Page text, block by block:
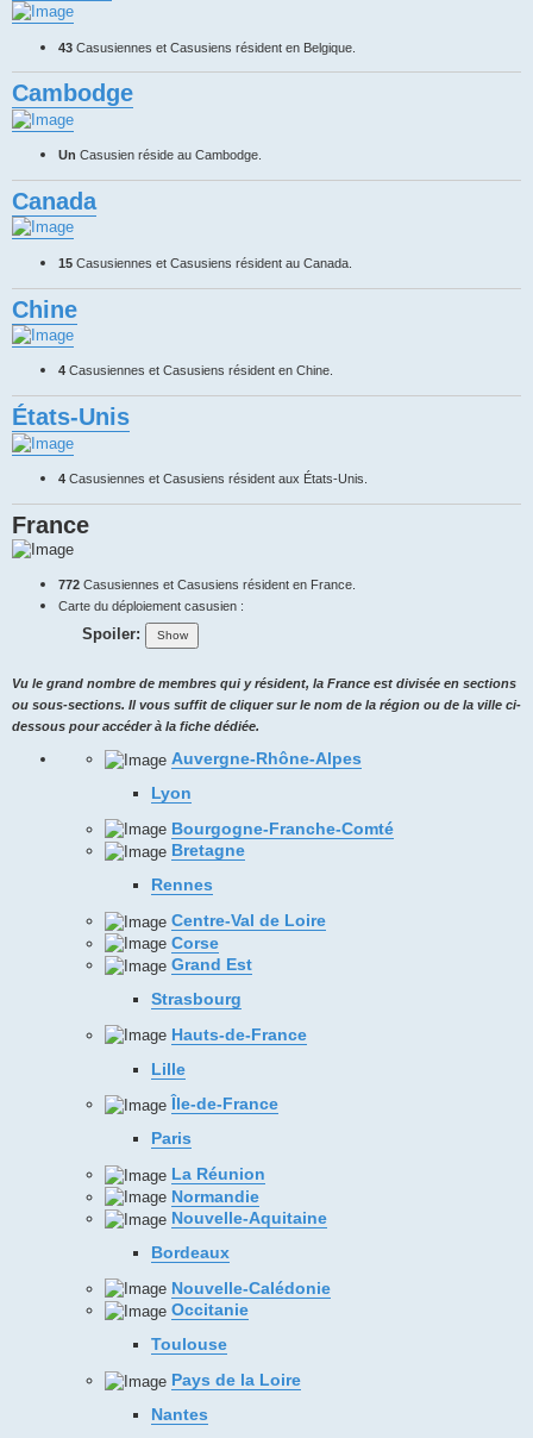
43 Casusiennes et Casusiens résident en Belgique.
Cambodge
Un Casusien réside au Cambodge.
Canada
15 Casusiennes et Casusiens résident au Canada.
Chine
4 Casusiennes et Casusiens résident en Chine.
États-Unis
4 Casusiennes et Casusiens résident aux États-Unis.
France
772 Casusiennes et Casusiens résident en France.
Carte du déploiement casusien :
Spoiler:
Vu le grand nombre de membres qui y résident, la France est divisée en sections
ou sous-sections. Il vous suffit de cliquer sur le nom de la région ou de la ville ci-
dessous pour accéder à la fiche dédiée.
Auvergne-Rhône-Alpes
Lyon
Bourgogne-Franche-Comté
Bretagne
Rennes
Centre-Val de Loire
Corse
Grand Est
Strasbourg
Hauts-de-France
Lille
Île-de-France
Paris
La Réunion
Normandie
Nouvelle-Aquitaine
Bordeaux
Nouvelle-Calédonie
Occitanie
Toulouse
Pays de la Loire
Nantes